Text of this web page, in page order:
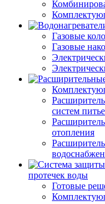
Газовые
Газовые
систем
отопления
протечек воды
Готовые